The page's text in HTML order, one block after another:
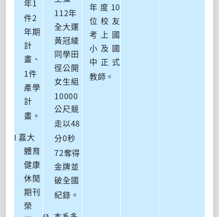
年1
件2
年期
計
畫、
1件
產學
計
畫。
l 嘉大
體育
健康
休閒
期刊
榮
112年
全大運
黃冠綾
同學田
徑公開
女生組
10000
公尺競
走以48
分0秒
72奪得
金牌並
破全國
紀錄。
年度 10
位校友
考上國
小及國
中正式
教師。